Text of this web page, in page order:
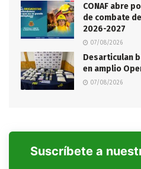
CONAF abre
de combate
2026-2027
07/08/2026
Desarticulan
en amplio
07/08/2026
Suscríbete a